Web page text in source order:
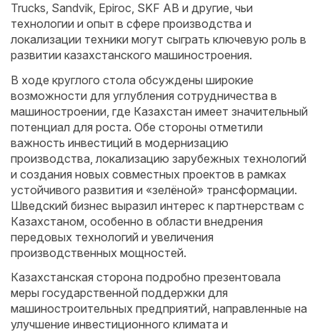
Trucks, Sandvik, Epiroc, SKF AB и другие, чьи
технологии и опыт в сфере производства и
локализации техники могут сыграть ключевую роль в
развитии казахстанского машиностроения.
В ходе круглого стола обсуждены широкие
возможности для углубления сотрудничества в
машиностроении, где Казахстан имеет значительный
потенциал для роста. Обе стороны отметили
важность инвестиций в модернизацию
производства, локализацию зарубежных технологий
и создания новых совместных проектов в рамках
устойчивого развития и «зелёной» трансформации.
Шведский бизнес выразил интерес к партнерствам с
Казахстаном, особенно в области внедрения
передовых технологий и увеличения
производственных мощностей.
Казахстанская сторона подробно презентовала
меры государственной поддержки для
машиностроительных предприятий, направленные на
улучшение инвестиционного климата и